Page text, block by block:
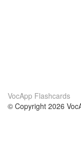
VocApp Flashcards
© Copyright 2026